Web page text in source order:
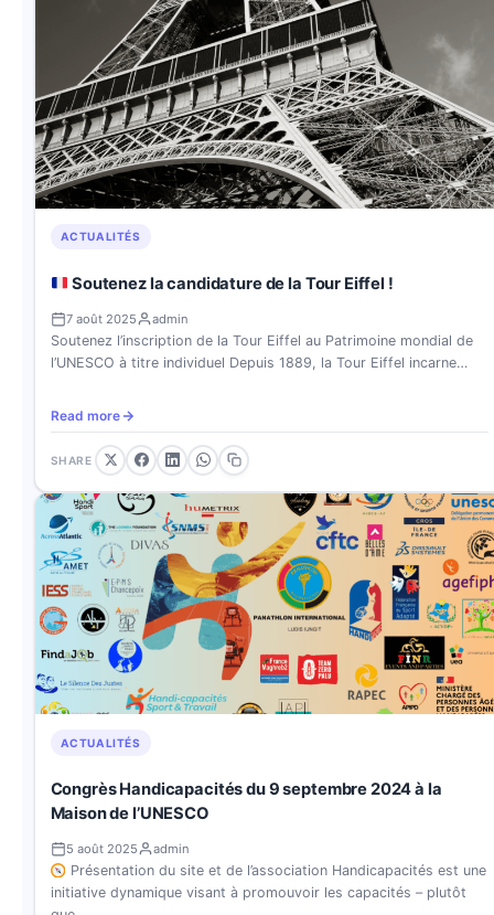
ACTUALITÉS
Soutenez la candidature de la Tour Eiffel !
7 août 2025 admin
Soutenez l’inscription de la Tour Eiffel au Patrimoine mondial de
l’UNESCO à titre individuel Depuis 1889, la Tour Eiffel incarne…
Read more
SHARE
ACTUALITÉS
Congrès Handicapacités du 9 septembre 2024 à la
Maison de l’UNESCO
5 août 2025 admin
Présentation du site et de l’association Handicapacités est une
initiative dynamique visant à promouvoir les capacités – plutôt